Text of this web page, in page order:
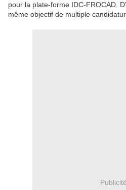
pour la plate-forme IDC-FROCAD.
même objectif de multiple
Publicité